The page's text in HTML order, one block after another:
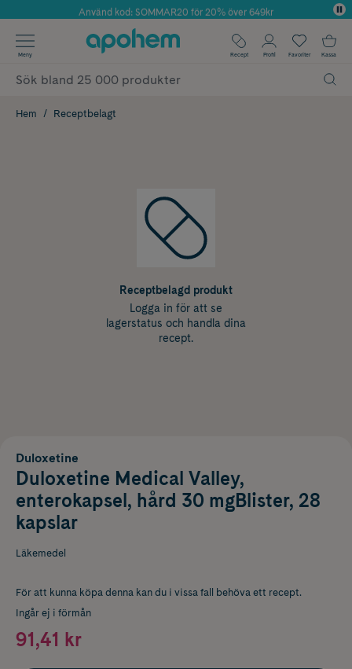
Årets Butik 2025 inom Skönhet
Använd kod: SOMMAR20 för 20% över 649kr
✓ Fri frakt
✓ Poäng på alla köp*
Meny Recept Profil Favoriter Kassa
Hem Receptbelagt
Receptbelagd produkt
Logga in för att se
lagerstatus och handla dina
recept.
Duloxetine
Duloxetine Medical Valley,
enterokapsel, hård 30 mgBlister, 28
kapslar
Läkemedel
För att kunna köpa denna kan du i vissa fall behöva ett recept.
Ingår ej i förmån
91,41 kr